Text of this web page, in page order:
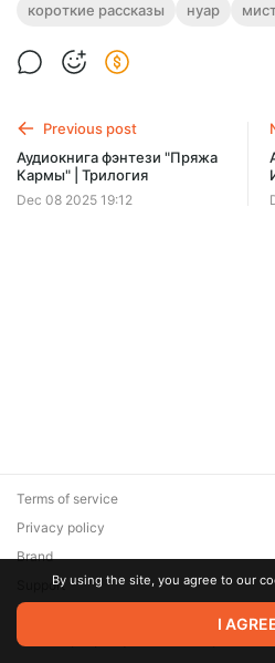
рекламы и любых ограничений!
короткие рассказы
нуар
Previous post
Аудиокнига фэнтези "Пряжа
Кармы" | Трилогия
Dec 08 2025 19:12
© 2026 Zaya Solutions Limited. All
are the property of their respective
Terms of service
Privacy policy
Brand
SupportBy using the site, you agree to our
I